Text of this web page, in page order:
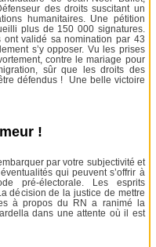
des droits suscitant un
humanitaires. Une pétition
plus de 150 000 signatures.
validé sa nomination par 43
s’y opposer. Vu les prises
contre le mariage pour
sûr que les droits des
défendus ! Une belle victoire
!
par votre subjectivité et
qui peuvent s’offrir à
pré-électorale. Les esprits
décision de la justice de mettre
à propos du RN a ranimé la
dans une attente où il est